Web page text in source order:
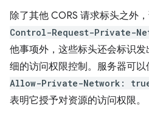
除了其他 CORS 请求标头之外
Control-Request-Private-
他事项外，这些标头还会标识
细的访问权限控制。服务器可以
Allow-Private-Network:
表明它授予对资源的访问权限。